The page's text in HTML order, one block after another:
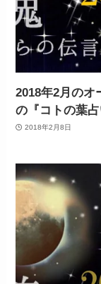
2018年2月のオ
の『コトの葉
2018年2月8日